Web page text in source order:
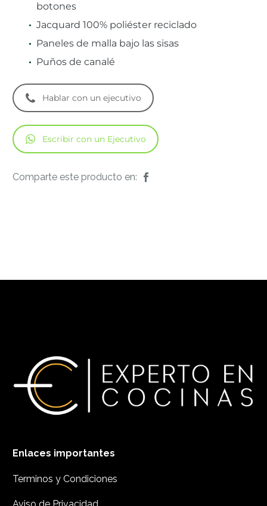
botones
Jacquard 100% poliéster reciclado
Paneles de malla bajo las sisas
Puños de canalé
Hablar con un ejecutivo
Escribir con un Ejecutivo
Comparte este producto en:
Enlaces importantes
Terminos y Condiciones